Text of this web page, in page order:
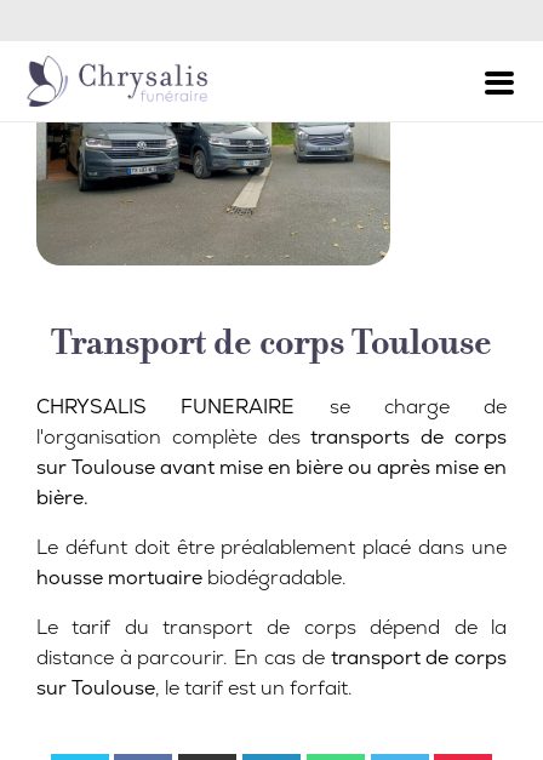
Transport de corps Toulouse
CHRYSALIS FUNERAIRE se charge de
l'organisation complète destransports de corps
sur Toulouse avant mise en bière ou après mise en
bière.
Le défunt doit être préalablement placé dans une
housse mortuairebiodégradable.
Le tarif du transport de corps dépend de la
distance à parcourir. En cas de transport de corps
sur Toulouse, le tarif est un forfait.